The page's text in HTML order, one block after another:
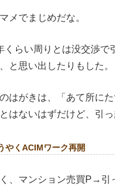
メでまじめだな。
くらい周りとは没交渉で
と思い出したりもした。
はがきは、「あて所に
はないはずだけど、引
やくACIMワーク再開
、マンション売買P→引